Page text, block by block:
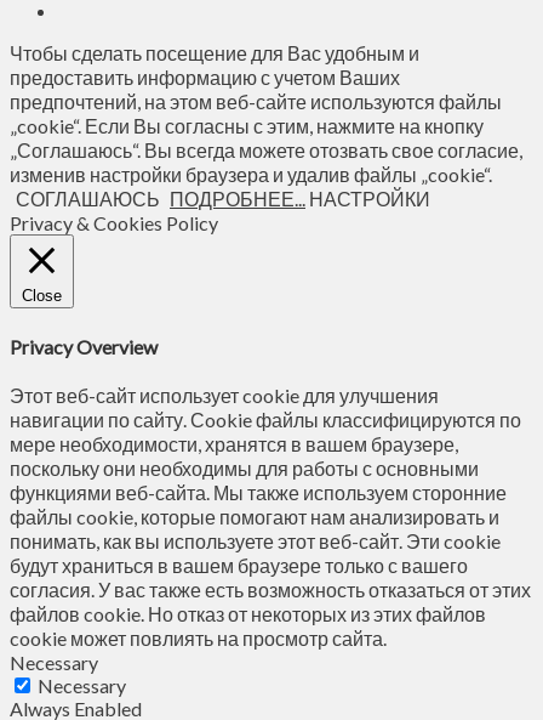
Чтобы сделать посещение для Вас удобным и
предоставить информацию с учетом Ваших
предпочтений, на этом веб-сайте используются файлы
„cookie“. Если Вы согласны с этим, нажмите на кнопку
„Соглашаюсь“. Вы всегда можете отозвать свое согласие,
изменив настройки браузера и удалив файлы „cookie“.
СОГЛАШАЮСЬ ПОДРОБНЕЕ... НАСТРОЙКИ
Privacy & Cookies Policy
Close
Privacy Overview
Этот веб-сайт использует cookie для улучшения
навигации по сайту. Сookie файлы классифицируются по
мере необходимости, хранятся в вашем браузере,
поскольку они необходимы для работы с основными
функциями веб-сайта. Мы также используем сторонние
файлы cookie, которые помогают нам анализировать и
понимать, как вы используете этот веб-сайт. Эти cookie
будут храниться в вашем браузере только с вашего
согласия. У вас также есть возможность отказаться от этих
файлов cookie. Но отказ от некоторых из этих файлов
cookie может повлиять на просмотр сайта.
Necessary
Necessary
Always Enabled